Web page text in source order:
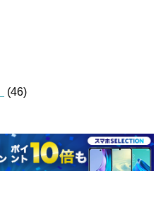
(46)